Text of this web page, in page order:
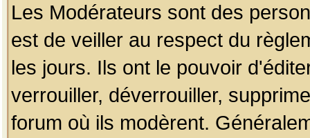
Les Modérateurs sont des
est de veiller au respect du
les jours. Ils ont le pouvoir
verrouiller, déverrouiller,
forum où ils modèrent.